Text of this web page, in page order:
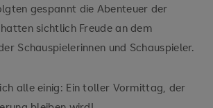
gespannt die Abenteuer der
sichtlich Freude an dem
Schauspielerinnen und Schauspieler.
alle einig: Ein toller Vormittag, der